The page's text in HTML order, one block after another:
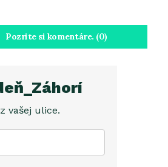
Pozrite si komentáre. (0)
vašej ulice.